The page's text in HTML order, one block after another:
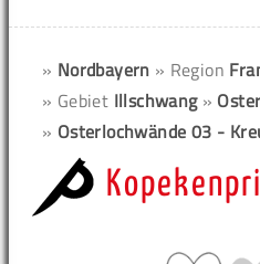
» Nordbayern » Region
» Gebiet Illschwang »
» Osterlochwände 03 -